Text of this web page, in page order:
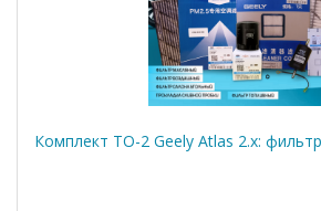
Комплект ТО-2 Geely Atlas 2.x: